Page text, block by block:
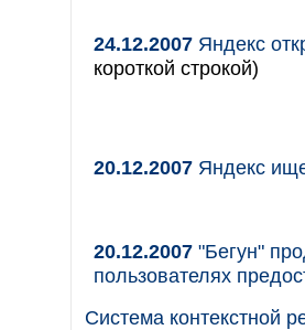
24.12.2007 Яндекс
короткой строкой)
20.12.2007 Яндекс
20.12.2007 "Бегун"
пользователях
Система контекстной